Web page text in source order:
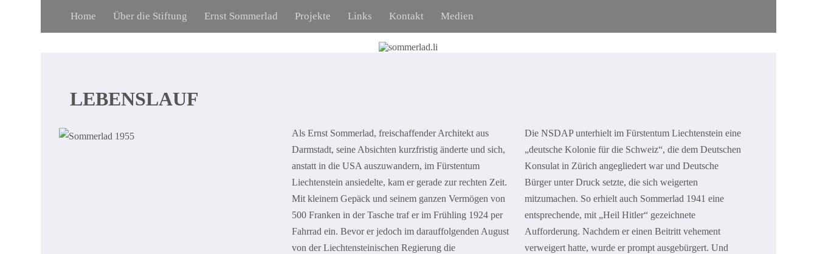
Home Über die Stiftung Ernst Sommerlad Projekte Links Kontakt Medien
LEBENSLAUF
Als Ernst Sommerlad, freischaffender Architekt aus
Darmstadt, seine Absichten kurzfristig änderte und sich,
anstatt in die USA auszuwandern, im Fürstentum
Liechtenstein ansiedelte, kam er gerade zur rechten Zeit.
Mit kleinem Gepäck und seinem ganzen Vermögen von
500 Franken in der Tasche traf er im Frühling 1924 per
Fahrrad ein. Bevor er jedoch im darauffolgenden August
von der Liechtensteinischen Regierung die
Die NSDAP unterhielt im Fürstentum Liechtenstein eine
„deutsche Kolonie für die Schweiz“, die dem Deutschen
Konsulat in Zürich angegliedert war und Deutsche
Bürger unter Druck setzte, die sich weigerten
mitzumachen. So erhielt auch Sommerlad 1941 eine
entsprechende, mit „Heil Hitler“ gezeichnete
Aufforderung. Nachdem er einen Beitritt vehement
verweigert hatte, wurde er prompt ausgebürgert. Und